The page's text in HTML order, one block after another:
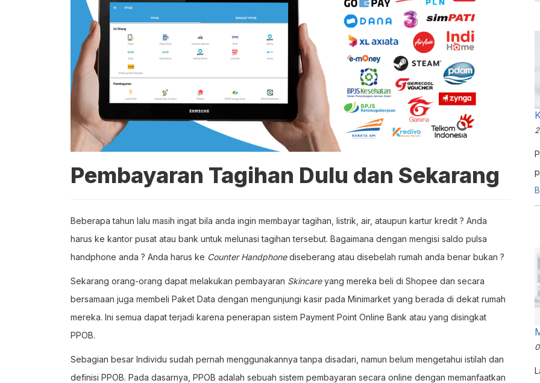
Pembayaran Tagihan Dulu dan Sekarang
Beberapa tahun lalu masih ingat bila anda ingin membayar tagihan, listrik, air, ataupun kartur kredit ? Anda
harus ke kantor pusat atau bank untuk melunasi tagihan tersebut. Bagaimana dengan mengisi saldo pulsa
handphone anda ? Anda harus ke Counter Handphonediseberang atau disebelah rumah anda benar bukan ?
Sekarang orang-orang dapat melakukan pembayaran Skincareyang mereka beli di Shopee dan secara
bersamaan juga membeli Paket Data dengan mengunjungi kasir pada Minimarket yang berada di dekat rumah
mereka. Ini semua dapat terjadi karena penerapan sistem Payment Point Online Bank atau yang disingkat
PPOB.
Sebagian besar Individu sudah pernah menggunakannya tanpa disadari, namun belum mengetahui istilah dan
definisi PPOB. Pada dasarnya, PPOB adalah sebuah sistem pembayaran secara online dengan memanfaatkan